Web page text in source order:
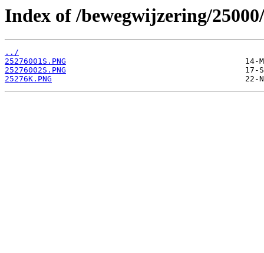
Index of /bewegwijzering/
../
25276001S.PNG
25276002S.PNG
25276K.PNG